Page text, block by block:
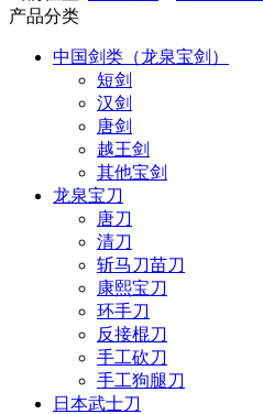
产品分类
中国剑类（龙泉宝剑）
短剑
汉剑
唐剑
越王剑
其他宝剑
龙泉宝刀
唐刀
清刀
斩马刀苗刀
康熙宝刀
环手刀
反接棍刀
手工砍刀
手工狗腿刀
日本武士刀